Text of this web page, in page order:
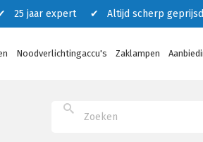
25 jaar expert ✔ Altijd scherp geprijsd
Noodverlichtingaccu's Zaklampen